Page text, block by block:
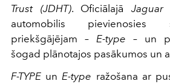
Trust (JDHT). Oficiālajā Jaguar
automobilis pievienosies
priekšgājējam – E-type – un
šogad plānotajos pasākumos un
F-TYPE un E-type ražošana ar